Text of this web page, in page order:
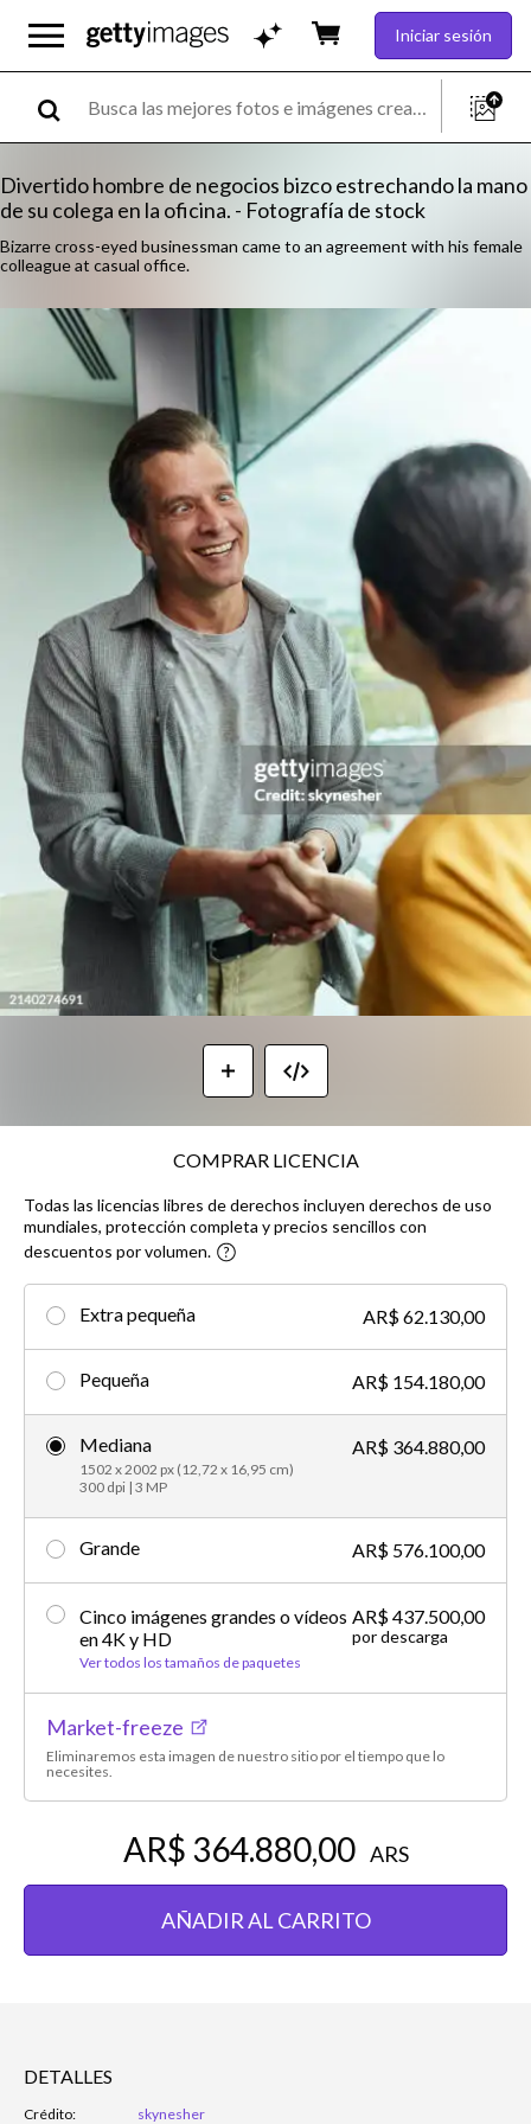
Iniciar sesión
Divertido hombre de negocios bizco estrechando la mano
de su colega en la oficina. - Fotografía de stock
Bizarre cross-eyed businessman came to an agreement with his female
colleague at casual office.
COMPRAR LICENCIA
Todas las licencias libres de derechos incluyen derechos de uso
mundiales, protección completa y precios sencillos con
descuentos por volumen.
Extra pequeña AR$ 62.130,00
Pequeña AR$ 154.180,00
Mediana
1502 x 2002 px (12,72 x 16,95 cm)
300 dpi | 3 MP
AR$ 364.880,00
Grande AR$ 576.100,00
Cinco imágenes grandes o vídeos
en 4K y HD
Ver todos los tamaños de paquetes
AR$ 437.500,00
por descarga
Market-freeze
Eliminaremos esta imagen de nuestro sitio por el tiempo que lo
necesites.
AR$ 364.880,00 ARS
AÑADIR AL CARRITO
DETALLES
Crédito: skynesher